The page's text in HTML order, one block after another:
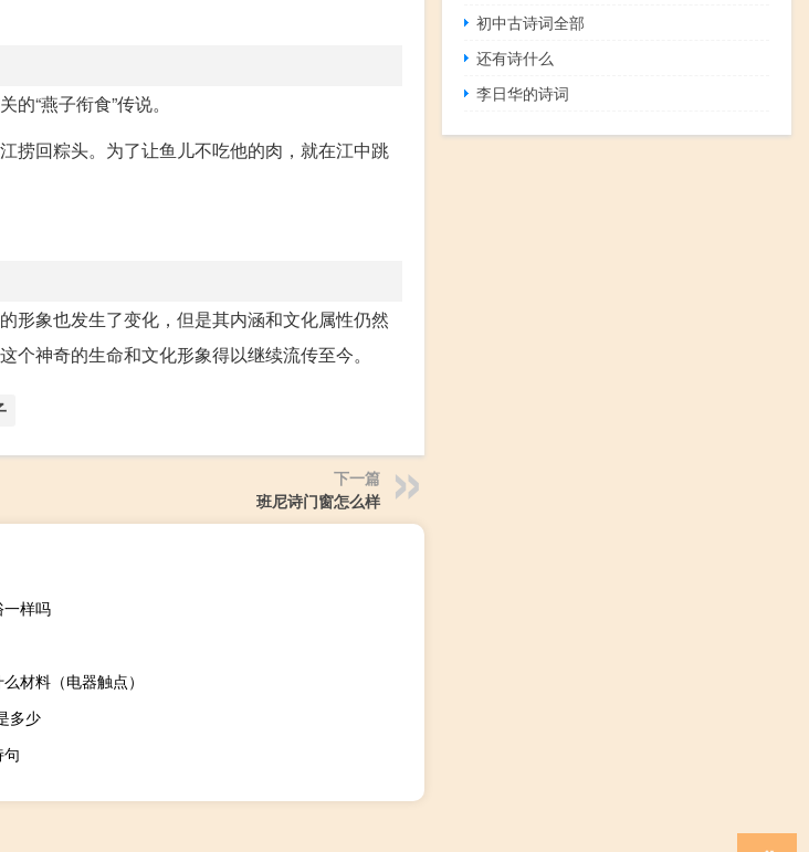
“燕子衔食”传说。
捞回粽头。为了让鱼儿不吃他的肉，就在江中跳
形象也发生了变化，但是其内涵和文化属性仍然
神奇的生命和文化形象得以继续流传至今。
下一篇
班尼诗门窗怎么样
样吗
材料（电器触点）
多少
初中古诗词全部
还有诗什么
李日华的诗词